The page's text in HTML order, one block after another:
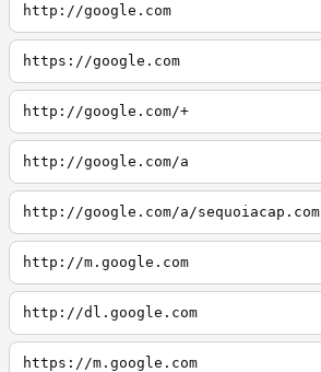
http://google.com
https://google.com
http://google.com/+
http://google.com/a
http://google.com/a/sequoiacap.com
http://m.google.com
http://dl.google.com
https://m.google.com